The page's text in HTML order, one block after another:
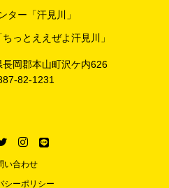
ター「汗見川」
っとええぜよ汗見川」
岡郡本山町沢ケ内626
82-1231
い合わせ
シーポリシー